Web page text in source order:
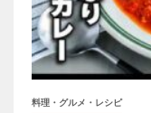
料理・グルメ・レシピ